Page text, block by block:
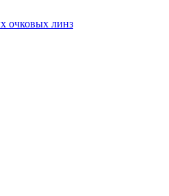
очковых линз